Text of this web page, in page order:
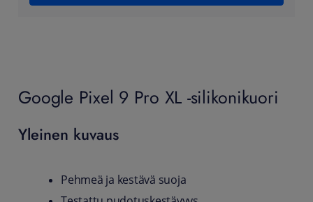
Google Pixel 9 Pro XL -silikonikuori
Yleinen kuvaus
Pehmeä ja kestävä suoja